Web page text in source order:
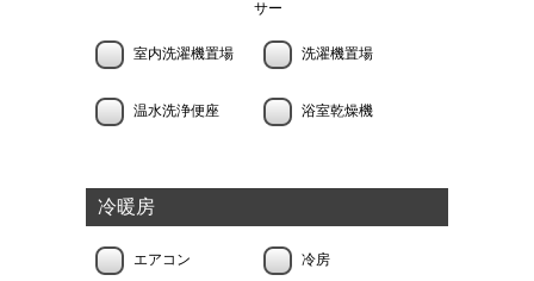
サー
室内洗濯機置場 洗濯機置場
温水洗浄便座 浴室乾燥機
冷暖房
エアコン 冷房